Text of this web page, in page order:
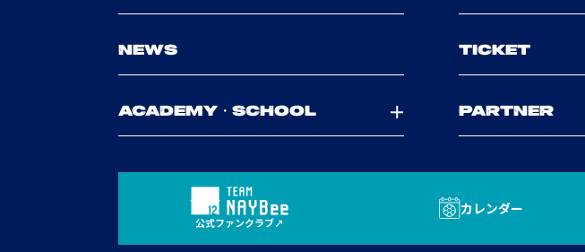
NEWS TICKET
ACADEMY・SCHOOL PARTNER
公式ファンクラブ
カレンダー